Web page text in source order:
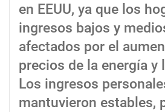
en EEUU, ya que los
ingresos bajos y
afectados por el
precios de la energía y
Los ingresos
mantuvieron estables,